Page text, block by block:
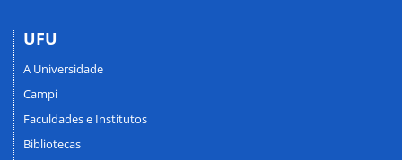
UFU
A Universidade
Campi
Faculdades e Institutos
Bibliotecas